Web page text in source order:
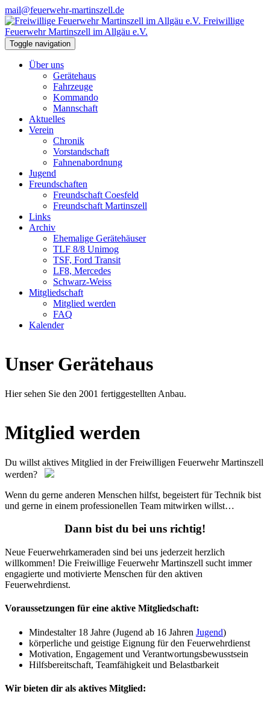
mail@feuerwehr-martinszell.de
Freiwillige
Feuerwehr Martinszell im Allgäu e.V.
Toggle navigation
Über uns
Gerätehaus
Fahrzeuge
Kommando
Mannschaft
Aktuelles
Verein
Chronik
Vorstandschaft
Fahnenabordnung
Jugend
Freundschaften
Freundschaft Coesfeld
Freundschaft Martinszell
Links
Archiv
Ehemalige Gerätehäuser
TLF 8/8 Unimog
TSF, Ford Transit
LF8, Mercedes
Schwarz-Weiss
Mitgliedschaft
Mitglied werden
FAQ
Kalender
Unser Gerätehaus
Hier sehen Sie den 2001 fertiggestellten Anbau.
Mitglied werden
Du willst aktives Mitglied in der Freiwilligen Feuerwehr Martinszell
werden?
Wenn du gerne anderen Menschen hilfst, begeistert für Technik bist
und gerne in einem professionellen Team mitwirken willst…
Dann bist du bei uns richtig!
Neue Feuerwehrkameraden sind bei uns jederzeit herzlich
willkommen! Die Freiwillige Feuerwehr Martinszell sucht immer
engagierte und motivierte Menschen für den aktiven
Feuerwehrdienst.
Voraussetzungen für eine aktive Mitgliedschaft:
Mindestalter 18 Jahre (Jugend ab 16 Jahren Jugend)
körperliche und geistige Eignung für den Feuerwehrdienst
Motivation, Engagement und Verantwortungsbewusstsein
Hilfsbereitschaft, Teamfähigkeit und Belastbarkeit
Wir bieten dir als aktives Mitglied: